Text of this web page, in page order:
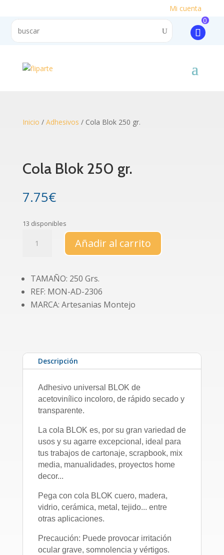
Mi cuenta
0
Inicio / Adhesivos / Cola Blok 250 gr.
Cola Blok 250 gr.
7.75€
13 disponibles
cantidad
Añadir al carrito
TAMAÑO: 250 Grs.
REF: MON-AD-2306
MARCA: Artesanias Montejo
Descripción
Adhesivo universal BLOK de
acetovinílico incoloro, de rápido secado y
transparente.
La cola BLOK es, por su gran variedad de
usos y su agarre excepcional, ideal para
tus trabajos de cartonaje, scrapbook, mix
media, manualidades, proyectos home
decor...
Pega con cola BLOK cuero, madera,
vidrio, cerámica, metal, tejido... entre
otras aplicaciones.
Precaución: Puede provocar irritación
ocular grave, somnolencia y vértigos.